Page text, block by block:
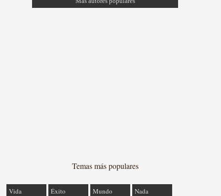
Temas más populares
Vida Éxito Mundo
Nada